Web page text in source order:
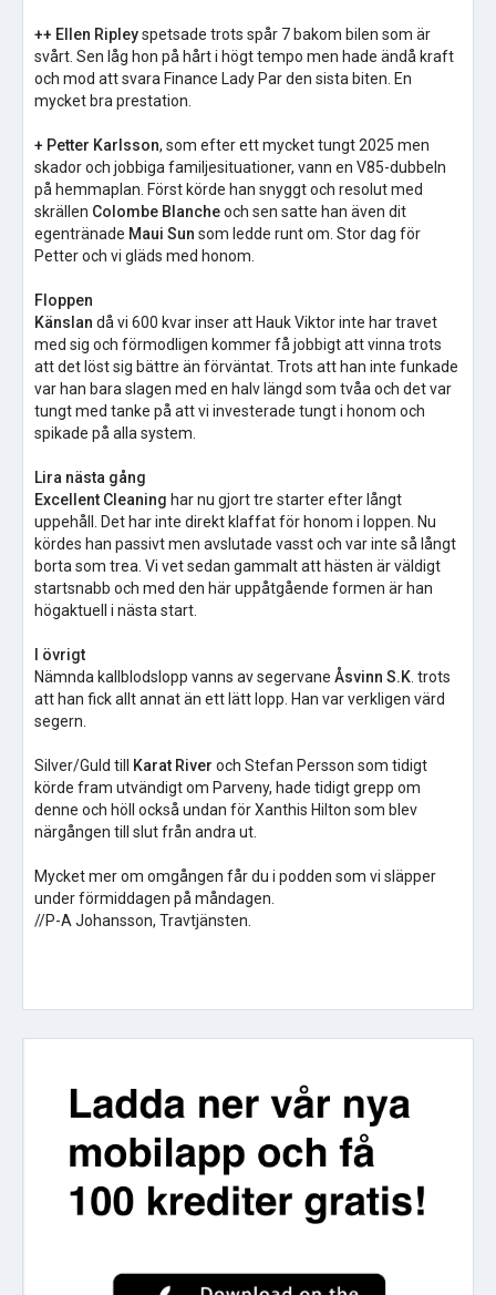
++ Ellen Ripleyspetsade trots spår 7 bakom bilen som är
svårt. Sen låg hon på hårt i högt tempo men hade ändå kraft
och mod att svara Finance Lady Par den sista biten. En
mycket bra prestation.
+ Petter Karlsson, som efter ett mycket tungt 2025 men
skador och jobbiga familjesituationer, vann en V85-dubbeln
på hemmaplan. Först körde han snyggt och resolut med
skrällen Colombe Blancheoch sen satte han även dit
egentränade Maui Sun som ledde runt om. Stor dag för
Petter och vi gläds med honom.
Floppen
Känslan då vi 600 kvar inser att Hauk Viktor inte har travet
med sig och förmodligen kommer få jobbigt att vinna trots
att det löst sig bättre än förväntat. Trots att han inte funkade
var han bara slagen med en halv längd som tvåa och det var
tungt med tanke på att vi investerade tungt i honom och
spikade på alla system.
Lira nästa gång
Excellent Cleaning har nu gjort tre starter efter långt
uppehåll. Det har inte direkt klaffat för honom i loppen. Nu
kördes han passivt men avslutade vasst och var inte så långt
borta som trea. Vi vet sedan gammalt att hästen är väldigt
startsnabb och med den här uppåtgående formen är han
högaktuell i nästa start.
I övrigt
Nämnda kallblodslopp vanns av segervane Åsvinn S.K . trots
att han fick allt annat än ett lätt lopp. Han var verkligen värd
segern.
Silver/Guld till Karat River och Stefan Persson som tidigt
körde fram utvändigt om Parveny, hade tidigt grepp om
denne och höll också undan för Xanthis Hilton som blev
närgången till slut från andra ut.
Mycket mer om omgången får du i podden som vi släpper
under förmiddagen på måndagen.
//P-A Johansson, Travtjänsten.